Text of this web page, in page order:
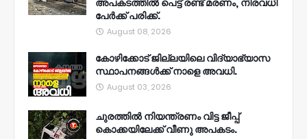
അപകടത്തിൽ പെട്ട് രണ്ട് മരണം, നിരവധി
പേർക്ക് പരിക്ക്.
August 08, 2026
കോഴിക്കോട് ജില്ലയിലെ വിദ്യാഭ്യാസ
സ്ഥാപനങ്ങൾക്ക് നാളെ അവധി.
August 03, 2026
ചുരത്തിൽ നിയന്ത്രണം വിട്ട ജീപ്പ്
കൊക്കയിലേക്ക് വീണു അപകടം.